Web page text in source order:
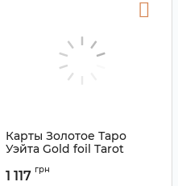
Карты Золотое Таро
Уэйта Gold foil Tarot
Артикул:
1 117 грн